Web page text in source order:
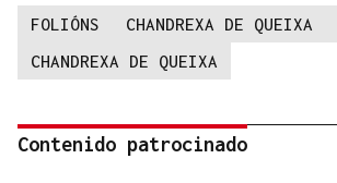
FOLIÓNS CHANDREXA DE QUEIXA
CHANDREXA DE QUEIXA
Contenido patrocinado